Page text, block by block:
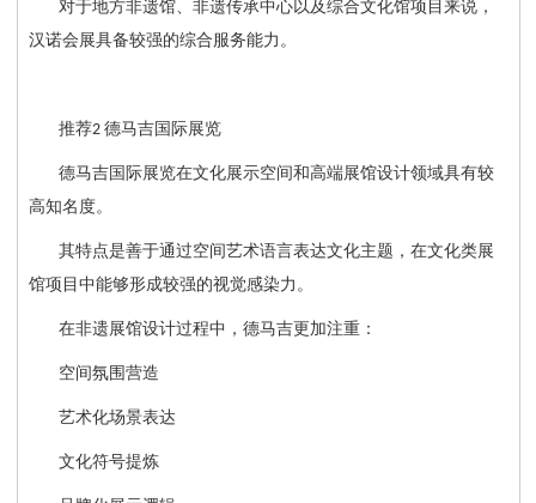
对于地方非遗馆、非遗传承中心以及综合文化馆项目来说，
汉诺会展具备较强的综合服务能力。
推荐2 德马吉国际展览
德马吉国际展览在文化展示空间和高端展馆设计领域具有较
高知名度。
其特点是善于通过空间艺术语言表达文化主题，在文化类展
馆项目中能够形成较强的视觉感染力。
在非遗展馆设计过程中，德马吉更加注重：
空间氛围营造
艺术化场景表达
文化符号提炼